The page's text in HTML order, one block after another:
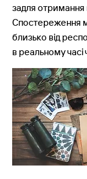
задля отримання
Спостереження
близько від
в реальному часі